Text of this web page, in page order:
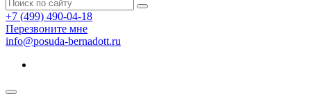
+7 (499) 490-04-18
Перезвоните мне
info@posuda-bernadott.ru